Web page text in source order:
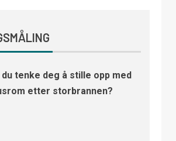
du tenke deg å stille opp med
etter storbrannen?